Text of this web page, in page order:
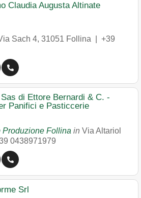
Claudia Augusta Altinate
Sach 4, 31051 Follina
+39
di Ettore Bernardi & C. -
Panifici e Pasticcerie
Produzione Follina in Via Altariol
0438971979
Srl